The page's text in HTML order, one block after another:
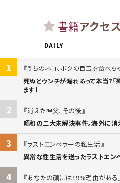
書籍アクセ
DAILY
1
うちのネコ、ボクの目玉を食べち
死ぬとウンチが漏れるって本当?
ます!
2
消えた神父、その後
昭和の二大未解決事件。海外に消
3
ラストエンペラーの私生活
異常な性生活を送ったラストエン
4
あなたの顔には99%理由がある